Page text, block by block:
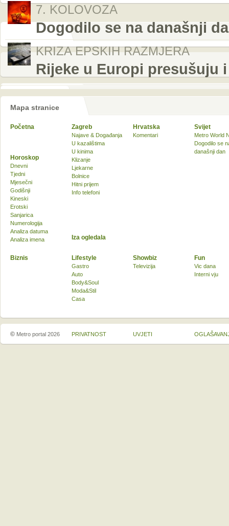
7. KOLOVOZA
Dogodilo se na današnji
KRIZA EPSKIH RAZMJERA
Rijeke u Europi presušuju
Mapa stranice
Početna Zagreb
Najave & Događanja
U kazalištima
U kinima
Klizanje
Ljekarne
Bolnice
Hitni prijem
Info telefoni
Hrvatska
Komentari
Svijet
Metro World
Dogodilo se
današnji dan
Biznis Lifestyle
Gastro
Auto
Body&Soul
Moda&Stil
Casa
Showbiz
Televizija
Fun
Vic dana
Interni vju
Horoskop
Dnevni
Tjedni
Mjesečni
Godišnji
Kineski
Erotski
Sanjarica
Numerologija
Analiza datuma
Analiza imena
Iza ogledala
© Metro portal 2026 PRIVATNOST UVJETI